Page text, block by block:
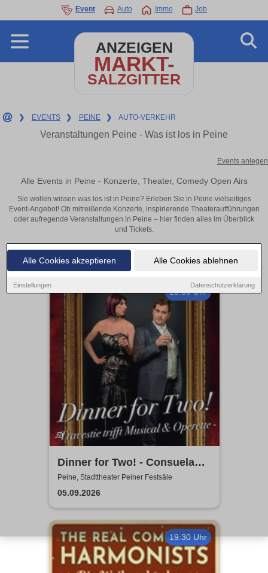
Alle Cookies akzeptieren Alle Cookies ablehnen
Einstellungen Datenschutzerklärung
Event Auto Immo Job
ANZEIGEN
MARKT-
SALZGITTER
❯ EVENTS ❯ PEINE ❯ AUTO-VERKEHR
Veranstaltungen Peine - Was ist los in Peine
Events anlegen
Alle Events in Peine - Konzerte, Theater, Comedy Open Airs
Sie wollen wissen was los ist in Peine? Erleben Sie in Peine vielseitiges
Event-Angebot! Ob mitreißende Konzerte, inspirierende Theateraufführungen
oder aufregende Veranstaltungen in Peine – hier finden alles im Überblick
und Tickets.
19:30 Uhr
Dinner for Two! - Consuela
Grand & Helge Thomas
Peine, Stadttheater Peiner Festsäle
05.09.2026
19:30 Uhr